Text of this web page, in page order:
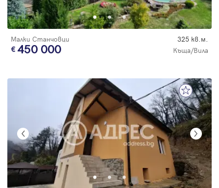
Малки Станчовци 325 кв.м.
450 000 Къща/Вила